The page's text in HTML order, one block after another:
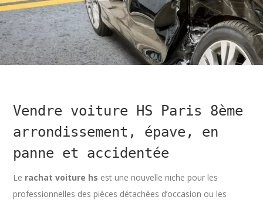
Vendre voiture HS Paris 8ème
arrondissement, épave, en
panne et accidentée
Le rachat voiture hs est une nouvelle niche pour les
professionnelles des pièces détachées d’occasion ou les